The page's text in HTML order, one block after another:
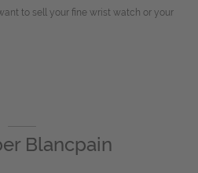
to sell your fine wrist watch or your
Blancpain